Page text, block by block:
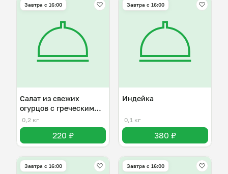
Завтра c 16:00
Салат из свежих
огурцов с греческим
йогуртом
0,2 кг
220 ₽
Завтра c 16:00
Индейка
0,1 кг
380 ₽
Завтра c 16:00 Завтра c 16:00